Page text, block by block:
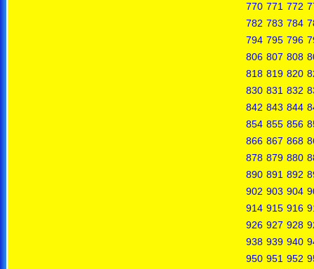
770 771 772
782 783 784
794 795 796
806 807 808
818 819 820
830 831 832
842 843 844
854 855 856
866 867 868
878 879 880
890 891 892
902 903 904
914 915 916
926 927 928
938 939 940
950 951 952